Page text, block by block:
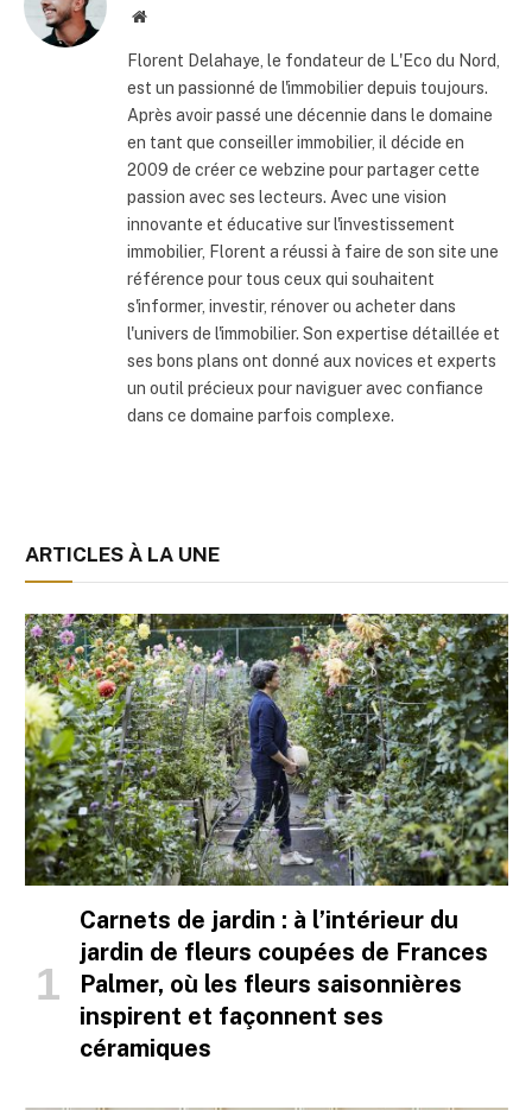
Site
Florent Delahaye, le fondateur de L'Eco du Nord,
est un passionné de l'immobilier depuis toujours.
Après avoir passé une décennie dans le domaine
en tant que conseiller immobilier, il décide en
2009 de créer ce webzine pour partager cette
passion avec ses lecteurs. Avec une vision
innovante et éducative sur l'investissement
immobilier, Florent a réussi à faire de son site une
référence pour tous ceux qui souhaitent
s'informer, investir, rénover ou acheter dans
l'univers de l'immobilier. Son expertise détaillée et
ses bons plans ont donné aux novices et experts
un outil précieux pour naviguer avec confiance
dans ce domaine parfois complexe.
ARTICLES À LA UNE
Carnets de jardin : à l’intérieur du
jardin de fleurs coupées de Frances
Palmer, où les fleurs saisonnières
inspirent et façonnent ses
céramiques